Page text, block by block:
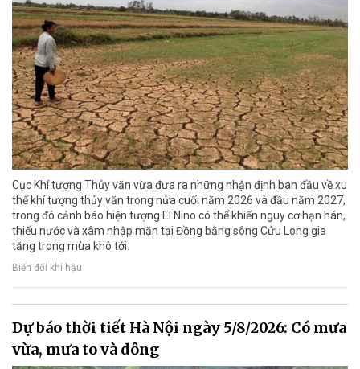
Cục Khí tượng Thủy văn vừa đưa ra những nhận định ban đầu về xu
thế khí tượng thủy văn trong nửa cuối năm 2026 và đầu năm 2027,
trong đó cảnh báo hiện tượng El Nino có thể khiến nguy cơ hạn hán,
thiếu nước và xâm nhập mặn tại Đồng bằng sông Cửu Long gia
tăng trong mùa khô tới.
Biến đổi khí hậu
Dự báo thời tiết Hà Nội ngày 5/8/2026: Có mưa
vừa, mưa to và dông